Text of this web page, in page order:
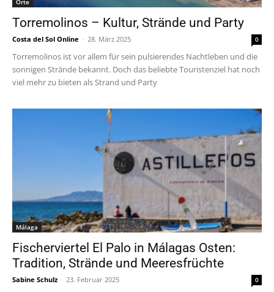
Orte
Torremolinos – Kultur, Strände und Party
Costa del Sol Online - 28. März 2025 0
Torremolinos ist vor allem für sein pulsierendes Nachtleben und die
sonnigen Strände bekannt. Doch das beliebte Touristenziel hat noch
viel mehr zu bieten als Strand und Party
Málaga
Fischerviertel El Palo in Málagas Osten:
Tradition, Strände und Meeresfrüchte
Sabine Schulz - 23. Februar 2025 0